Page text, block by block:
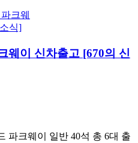
웨이 신차출고 [670의 신
파크웨이 일반 40석 총 6대 출